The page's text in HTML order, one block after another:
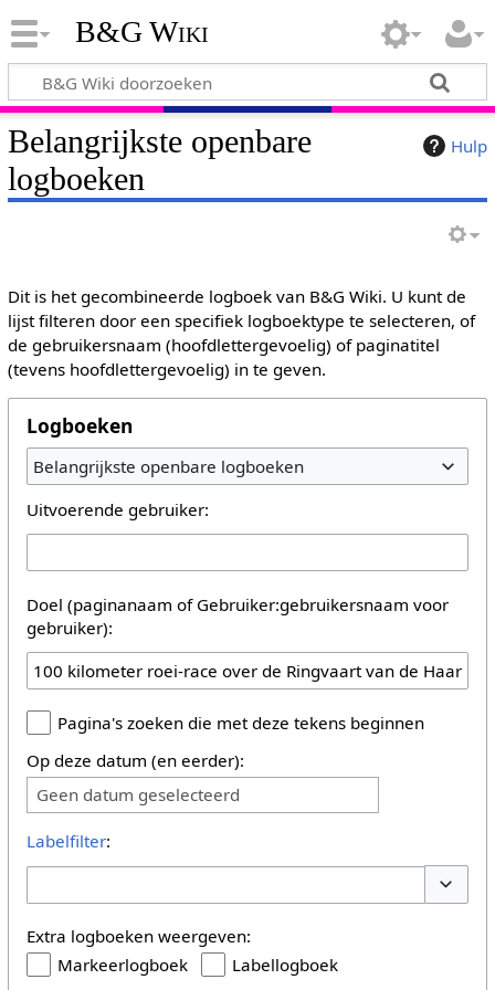
B&G Wiki
Hulp
Belangrijkste openbare
logboeken
Dit is het gecombineerde logboek van B&G Wiki. U kunt de
lijst filteren door een specifiek logboektype te selecteren, of
de gebruikersnaam (hoofdlettergevoelig) of paginatitel
(tevens hoofdlettergevoelig) in te geven.
Logboeken
Belangrijkste openbare logboeken
Uitvoerende gebruiker:
Doel (paginanaam of Gebruiker:gebruikersnaam voor
gebruiker):
Pagina's zoeken die met deze tekens beginnen
Op deze datum (en eerder):
Geen datum geselecteerd
Labelfilter:
Extra logboeken weergeven:
Markeerlogboek
Labellogboek